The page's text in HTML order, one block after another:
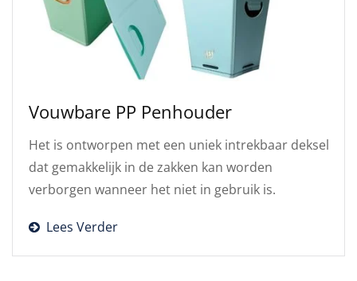
Vouwbare PP Penhouder
Het is ontworpen met een uniek intrekbaar deksel
dat gemakkelijk in de zakken kan worden
verborgen wanneer het niet in gebruik is.
Lees Verder